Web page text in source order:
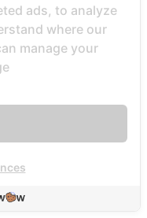
par
461
ads, to analyze
where our
manage your